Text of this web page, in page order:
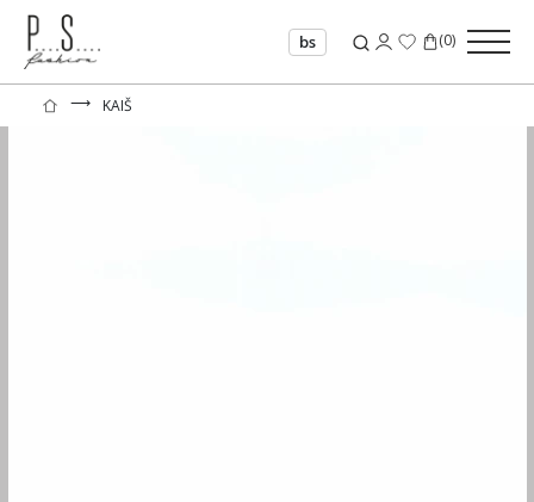
bs (0)
⟶ KAIŠ